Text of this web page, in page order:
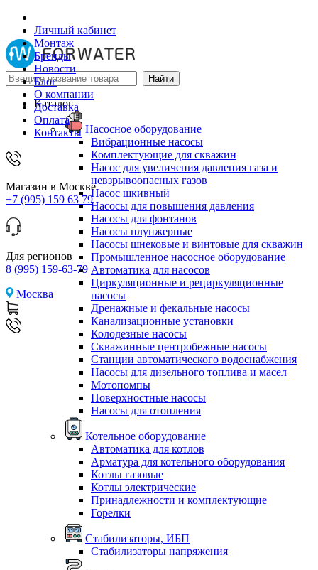
Личный кабинет
Монтаж
Бренды
Новости
Блог
О компании
Доставка
Оплата
Контакты
Магазин в Москве
+7 (995) 159 63 79
Для регионов
8 (995) 159-63-79
Москва
Каталог
Насосное оборудование
Вибрационные насосы
Комплектующие для скважин
Насос для увеличения давления газа и
невзрывоопасных газов
Насос шкивный
Насосы для повышения давления
Насосы для фонтанов
Насосы плунжерные
Насосы шнековые и винтовые для скважин
Промышленное насосное оборудование
Автоматика для насосов
Циркуляционные и рециркуляционные
насосы
Дренажные и фекальные насосы
Канализационные установки
Колодезные насосы
Скважинные центробежные насосы
Станции автоматического водоснабжения
Насосы для дизельного топлива и масел
Мотопомпы
Поверхностные насосы
Насосы для отопления
Котельное оборудование
Автоматика для котлов
Арматура для котельного оборудования
Котлы газовые
Котлы электрические
Принадлежности и комплектующие
Горелки
Стабилизаторы, ИБП
Стабилизаторы напряжения